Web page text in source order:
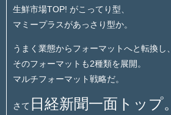
生鮮市場TOP! がこってり型、
マミープラスがあっさり型か。
うまく業態からフォーマットへと転換し、
そのフォーマットも2種類を展開。
マルチフォーマット戦略だ。
さて 日経新聞一面トップ。